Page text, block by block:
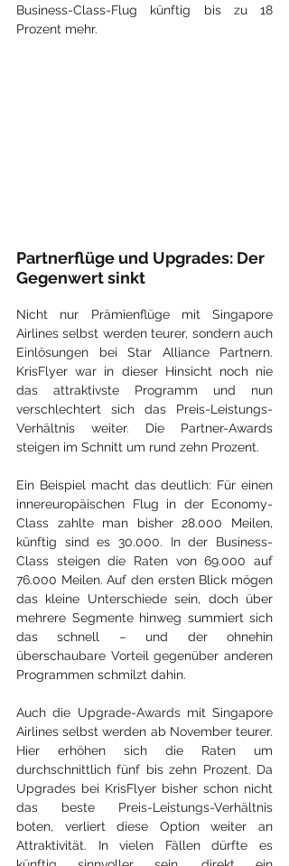
Business-Class-Flug künftig bis zu 18
Prozent mehr.
Partnerflüge und Upgrades: Der
Gegenwert sinkt
Nicht nur Prämienflüge mit Singapore
Airlines selbst werden teurer, sondern auch
Einlösungen bei Star Alliance Partnern.
KrisFlyer war in dieser Hinsicht noch nie
das attraktivste Programm und nun
verschlechtert sich das Preis-Leistungs-
Verhältnis weiter. Die Partner-Awards
steigen im Schnitt um rund zehn Prozent.
Ein Beispiel macht das deutlich: Für einen
innereuropäischen Flug in der Economy-
Class zahlte man bisher 28.000 Meilen,
künftig sind es 30.000. In der Business-
Class steigen die Raten von 69.000 auf
76.000 Meilen. Auf den ersten Blick mögen
das kleine Unterschiede sein, doch über
mehrere Segmente hinweg summiert sich
das schnell – und der ohnehin
überschaubare Vorteil gegenüber anderen
Programmen schmilzt dahin.
Auch die Upgrade-Awards mit Singapore
Airlines selbst werden ab November teurer.
Hier erhöhen sich die Raten um
durchschnittlich fünf bis zehn Prozent. Da
Upgrades bei KrisFlyer bisher schon nicht
das beste Preis-Leistungs-Verhältnis
boten, verliert diese Option weiter an
Attraktivität. In vielen Fällen dürfte es